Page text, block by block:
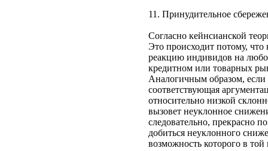
11. Принудительное
Согласно кейнсианской
Это происходит потому,
реакцию индивидов на
кредитном или товарных
Аналогичным образом, если
соответствующая
относительно низкой
вызовет неуклонное
следовательно, прекрасно
добиться неуклонного
возможность которого в